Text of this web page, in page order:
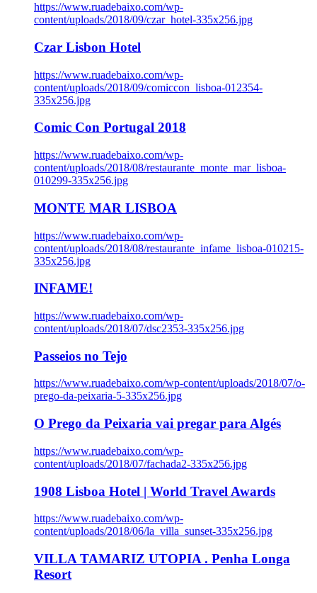
https://www.ruadebaixo.com/wp-
content/uploads/2018/09/czar_hotel-335x256.jpg
Czar Lisbon Hotel
https://www.ruadebaixo.com/wp-
content/uploads/2018/09/comiccon_lisboa-012354-
335x256.jpg
Comic Con Portugal 2018
https://www.ruadebaixo.com/wp-
content/uploads/2018/08/restaurante_monte_mar_lisboa-
010299-335x256.jpg
MONTE MAR LISBOA
https://www.ruadebaixo.com/wp-
content/uploads/2018/08/restaurante_infame_lisboa-010215-
335x256.jpg
INFAME!
https://www.ruadebaixo.com/wp-
content/uploads/2018/07/dsc2353-335x256.jpg
Passeios no Tejo
https://www.ruadebaixo.com/wp-content/uploads/2018/07/o-
prego-da-peixaria-5-335x256.jpg
O Prego da Peixaria vai pregar para Algés
https://www.ruadebaixo.com/wp-
content/uploads/2018/07/fachada2-335x256.jpg
1908 Lisboa Hotel | World Travel Awards
https://www.ruadebaixo.com/wp-
content/uploads/2018/06/la_villa_sunset-335x256.jpg
VILLA TAMARIZ UTOPIA . Penha Longa
Resort